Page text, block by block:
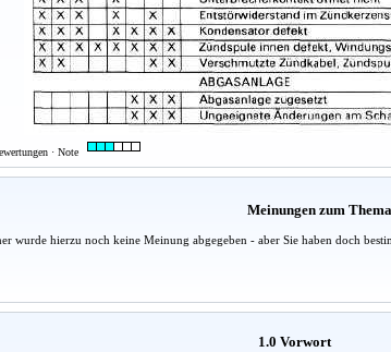
· Note
Meinungen zum Thema
wurde hierzu noch keine Meinung abgegeben - aber Sie haben doch
1.0 Vorwort